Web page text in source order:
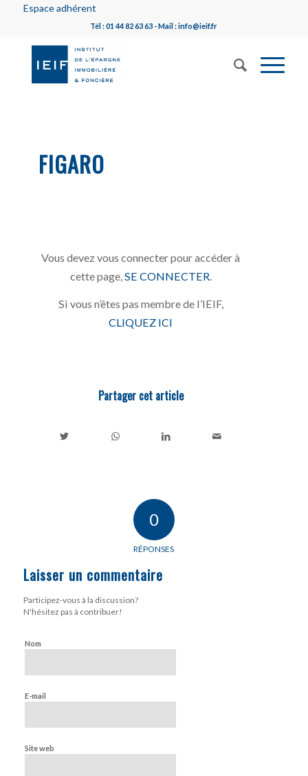
Espace adhérent
Tél : 01 44 82 63 63 - Mail : info@ieif.fr
FIGARO
Vous devez vous connecter pour accéder à
cette page, SE CONNECTER
Si vous n’êtes pas membre de l’IEIF,
CLIQUEZ ICI
Partager cet article
0
RÉPONSES
Laisser un commentaire
Participez-vous à la discussion?
N'hésitez pas à contribuer!
Nom
E-mail
Site web